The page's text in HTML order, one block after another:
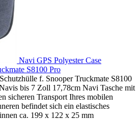
Navi GPS Polyester Case
S8100 Pro
f. Snooper Truckmate S8100
bis 7 Zoll 17,78cm Navi Tasche mit
sicheren Transport Ihres mobilen
befindet sich ein elastisches
ca. 199 x 122 x 25 mm